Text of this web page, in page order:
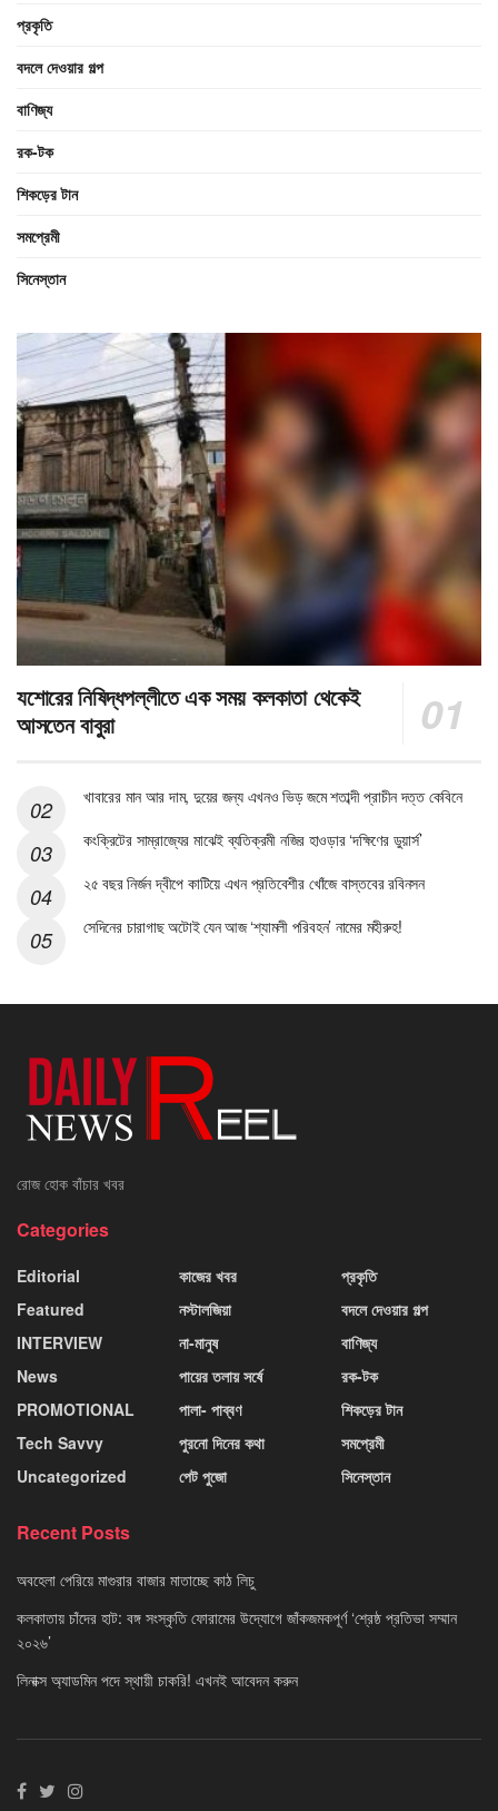
প্রকৃতি
বদলে দেওয়ার গল্প
বাণিজ্য
রক-টক
শিকড়ের টান
সমপ্রেমী
সিনেস্তান
যশোরের নিষিদ্ধপল্লীতে এক সময় কলকাতা থেকেই
আসতেন বাবুরা
খাবারের মান আর দাম, দুয়ের জন্য এখনও ভিড় জমে শতাব্দী প্রাচীন দত্ত কেবিনে
কংক্রিটের সাম্রাজ্যের মাঝেই ব্যতিক্রমী নজির হাওড়ার ‘দক্ষিণের ডুয়ার্স’
২৫ বছর নির্জন দ্বীপে কাটিয়ে এখন প্রতিবেশীর খোঁজে বাস্তবের রবিনসন
সেদিনের চারাগাছ অটোই যেন আজ ‘শ্যামলী পরিবহন’ নামের মহীরুহ!
রোজ হোক বাঁচার খবর
Categories
Editorial
Featured
INTERVIEW
News
PROMOTIONAL
Tech Savvy
Uncategorized
কাজের খবর
নস্টালজিয়া
না-মানুষ
পায়ের তলায় সর্ষে
পালা- পাব্বণ
পুরনো দিনের কথা
পেট পুজো
প্রকৃতি
বদলে দেওয়ার গল্প
বাণিজ্য
রক-টক
শিকড়ের টান
সমপ্রেমী
সিনেস্তান
Recent Posts
অবহেলা পেরিয়ে মাগুরার বাজার মাতাচ্ছে কাঠ লিচু
কলকাতায় চাঁদের হাট: বঙ্গ সংস্কৃতি ফোরামের উদ্যোগে জাঁকজমকপূর্ণ ‘শ্রেষ্ঠ প্রতিভা সম্মান
২০২৬’
লিনাক্স অ্যাডমিন পদে স্থায়ী চাকরি! এখনই আবেদন করুন